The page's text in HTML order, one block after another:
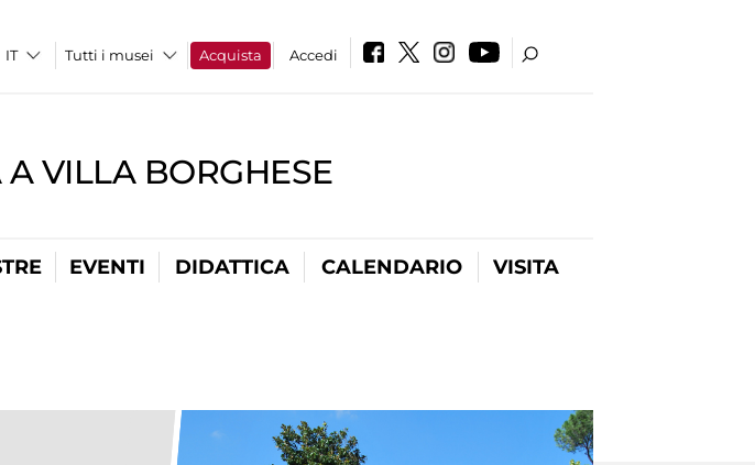
Tutti i musei Acquista Accedi
VILLA BORGHESE
EVENTI DIDATTICA CALENDARIO VISITA